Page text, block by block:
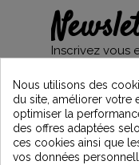
Inscrivez vous
et restez
Vintage Motors
*Dès 99€ d'achat. En vous
Nous utilisons des
du site, améliorer votre
optimiser la
des offres adaptées
ces cookies ainsi que
vos données